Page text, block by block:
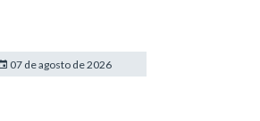
e não c
07 de agosto de 2026